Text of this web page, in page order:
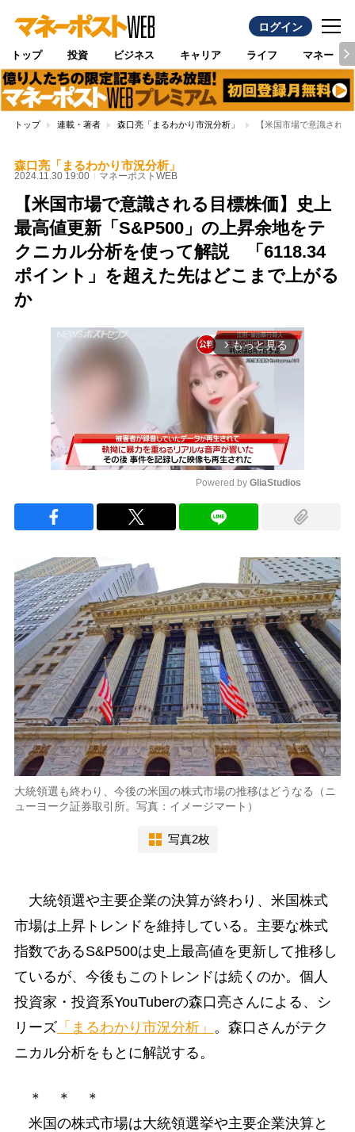
ログイン
トップ 投資 ビジネス キャリア ライフ マネー
トップ 連載・著者 森口亮「まるわかり市況分析」 【米国市場で意識され
森口亮「まるわかり市況分析」
2024.11.30 19:00 マネーポストWEB
【米国市場で意識される目標株価】史上
最高値更新「S&P500」の上昇余地をテ
クニカル分析を使って解説 「6118.34
ポイント」を超えた先はどこまで上がる
か
arrow_forward_ios もっと見る
Powered by GliaStudios
大統領選も終わり、今後の米国の株式市場の推移はどうなる（ニ
ューヨーク証券取引所。写真：イメージマート）
写真2枚
大統領選や主要企業の決算が終わり、米国株式
市場は上昇トレンドを維持している。主要な株式
指数であるS&P500は史上最高値を更新して推移し
ているが、今後もこのトレンドは続くのか。個人
投資家・投資系YouTuberの森口亮さんによる、シ
リーズ「まるわかり市況分析」 。森口さんがテク
ニカル分析をもとに解説する。
＊ ＊ ＊
米国の株式市場は大統領選挙や主要企業決算と